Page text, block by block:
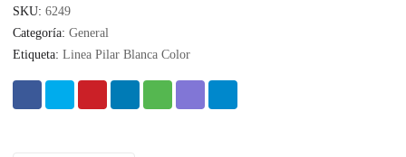
SKU: 6249
Categoría: General
Etiqueta: Linea Pilar Blanca Color